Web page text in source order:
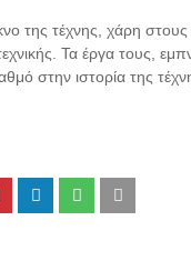
της τέχνης, χάρη
Τα έργα τους,
στην ιστορία της